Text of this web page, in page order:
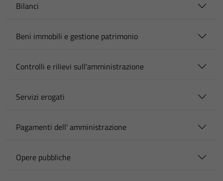
Bilanci
Beni immobili e gestione patrimonio
Controlli e rilievi sull'amministrazione
Servizi erogati
Pagamenti dell' amministrazione
Opere pubbliche